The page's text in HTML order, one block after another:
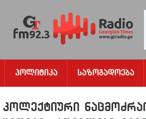
Პოლიტიკა Საზოგადოება
კოლექტიური